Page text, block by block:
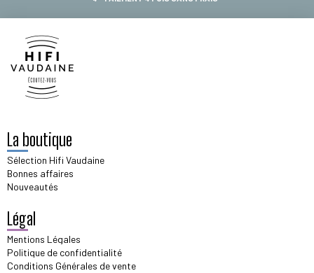
La boutique
Sélection Hifi Vaudaine
Bonnes affaires
Nouveautés
Légal
Mentions Légales
Politique de confidentialité
Conditions Générales de vente